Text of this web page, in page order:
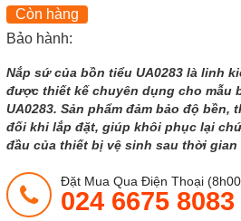
Còn hàng
Bảo hành:
Nắp sứ của bồn tiểu UA0283 là linh
được thiết kế chuyên dụng cho mẫu
UA0283. Sản phẩm đảm bảo độ bền,
đối khi lắp đặt, giúp khôi phục lại
đầu của thiết bị vệ sinh sau thời gian
Đặt Mua Qua Điện Thoại
024 6675 8083